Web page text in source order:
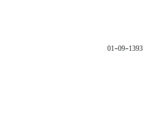
1393-09-01